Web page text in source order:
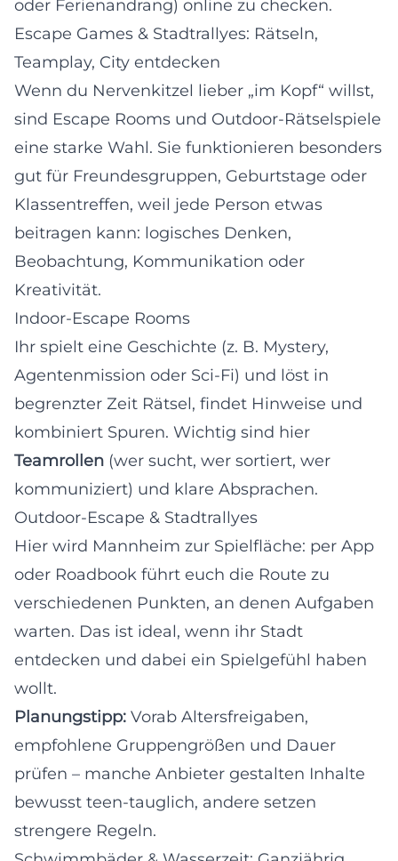
oder Ferienandrang) online zu checken.
Escape Games & Stadtrallyes: Rätseln,
Teamplay, City entdecken
Wenn du Nervenkitzel lieber „im Kopf“ willst,
sind Escape Rooms und Outdoor-Rätselspiele
eine starke Wahl. Sie funktionieren besonders
gut für Freundesgruppen, Geburtstage oder
Klassentreffen, weil jede Person etwas
beitragen kann: logisches Denken,
Beobachtung, Kommunikation oder
Kreativität.
Indoor-Escape Rooms
Ihr spielt eine Geschichte (z. B. Mystery,
Agentenmission oder Sci‑Fi) und löst in
begrenzter Zeit Rätsel, findet Hinweise und
kombiniert Spuren. Wichtig sind hier
Teamrollen (wer sucht, wer sortiert, wer
kommuniziert) und klare Absprachen.
Outdoor-Escape & Stadtrallyes
Hier wird Mannheim zur Spielfläche: per App
oder Roadbook führt euch die Route zu
verschiedenen Punkten, an denen Aufgaben
warten. Das ist ideal, wenn ihr Stadt
entdecken und dabei ein Spielgefühl haben
wollt.
Planungstipp: Vorab Altersfreigaben,
empfohlene Gruppengrößen und Dauer
prüfen – manche Anbieter gestalten Inhalte
bewusst teen-tauglich, andere setzen
strengere Regeln.